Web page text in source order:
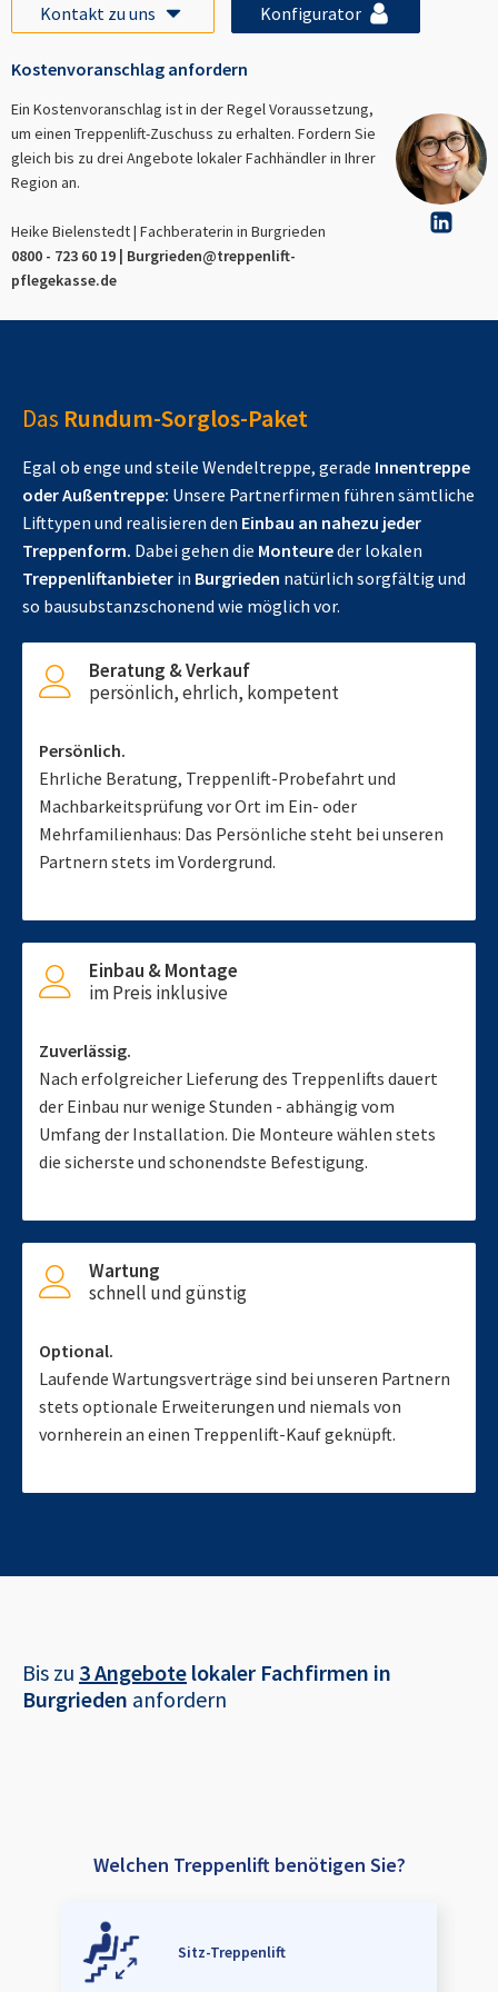
Kontakt zu uns Konfigurator
Kostenvoranschlag anfordern
Ein Kostenvoranschlag ist in der Regel Voraussetzung,
um einen Treppenlift-Zuschuss zu erhalten. Fordern Sie
gleich bis zu drei Angebote lokaler Fachhändler in Ihrer
Region an.
Heike Bielenstedt | Fachberaterin in Burgrieden
0800 - 723 60 19 | Burgrieden@treppenlift-
pflegekasse.de
Das Rundum-Sorglos-Paket
Egal ob enge und steile Wendeltreppe, gerade Innentreppe
oder Außentreppe: Unsere Partnerfirmen führen sämtliche
Lifttypen und realisieren den Einbau an nahezu jeder
Treppenform. Dabei gehen die Monteureder lokalen
Treppenliftanbieter in Burgrieden natürlich sorgfältig und
so bausubstanzschonend wie möglich vor.
Beratung & Verkauf
persönlich, ehrlich, kompetent
Persönlich.
Ehrliche Beratung, Treppenlift-Probefahrt und
Machbarkeitsprüfung vor Ort im Ein- oder
Mehrfamilienhaus: Das Persönliche steht bei unseren
Partnern stets im Vordergrund.
Einbau & Montage
im Preis inklusive
Zuverlässig.
Nach erfolgreicher Lieferung des Treppenlifts dauert
der Einbau nur wenige Stunden - abhängig vom
Umfang der Installation. Die Monteure wählen stets
die sicherste und schonendste Befestigung.
Wartung
schnell und günstig
Optional.
Laufende Wartungsverträge sind bei unseren Partnern
stets optionale Erweiterungen und niemals von
vornherein an einen Treppenlift-Kauf geknüpft.
Bis zu 3 Angebote lokaler Fachfirmen in
Burgrieden anfordern
Welchen Treppenlift benötigen Sie?
Sitz-Treppenlift